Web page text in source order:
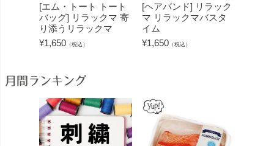
[エム・トート トート
バッグ] リラックマ 寄
り添うリラックマ
¥1,650 （税込）
[ヘアバンド] リラック
マ リラックマバスタ
イム
¥1,650 （税込）
月間ランキング